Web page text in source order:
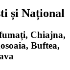
și Național
Chiajna,
Buftea,